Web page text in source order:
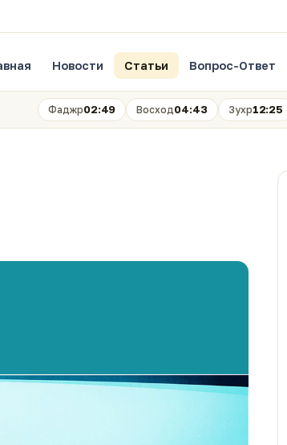
Новости Статьи Вопрос-Ответ
Фаджр02:49 Восход04:43 Зухр12:25